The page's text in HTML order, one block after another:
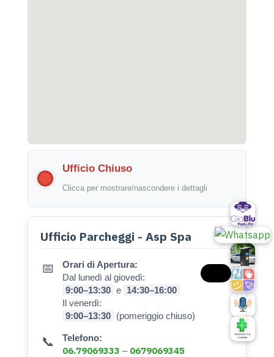
Ufficio Chiuso
Clicca per mostrare/nascondere i dettagli
Ufficio Parcheggi - Asp Spa
📅
Orari di Apertura:
Dal lunedì al giovedì:
9:00–13:30 e 14:30–16:00
Il venerdì:
9:00–13:30 (pomeriggio chiuso)
📞 Telefono:
06.79069333 – 0679069345